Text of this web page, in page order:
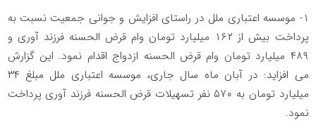
۱- موسسه اعتباری ملل در راستای افزایش و جوانی جمعیت نسبت به
پرداخت بیش از ۱۶۲ میلیارد تومان وام قرض الحسنه فرزند آوری و
۴۸۹ میلیارد تومان وام قرض الحسنه ازدواج اقدام نمود. این گزارش
می‌ افزاید: در آبان ماه سال جاری، موسسه اعتباری ملل مبلغ ۳۴
میلیارد تومان به ۵۷۰ نفر تسهیلات قرض الحسنه فرزند آوری پرداخت
نمود.